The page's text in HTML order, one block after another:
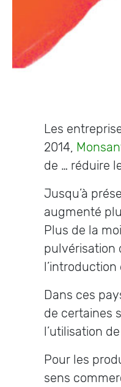
Les
2014,
de … réduire
Jusqu’à
augmenté
Plus de la
pulvérisation
Dans ces
de certaines
l’utilisation
Pour les
sens